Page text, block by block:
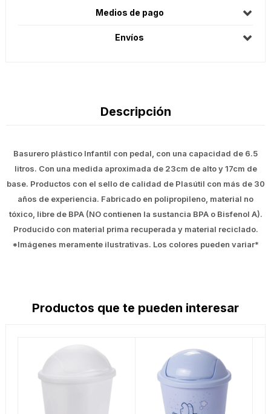
Medios de pago
Envíos
Descripción
Basurero plástico Infantil con pedal, con una capacidad de 6.5
litros. Con una medida aproximada de 23cm de alto y 17cm de
base. Productos con el sello de calidad de Plasútil con más de 30
años de experiencia. Fabricado en polipropileno, material no
tóxico, libre de BPA (NO contienen la sustancia BPA o Bisfenol A).
Producido con material prima recuperada y material reciclado.
*Imágenes meramente ilustrativas. Los colores pueden variar*
Productos que te pueden interesar